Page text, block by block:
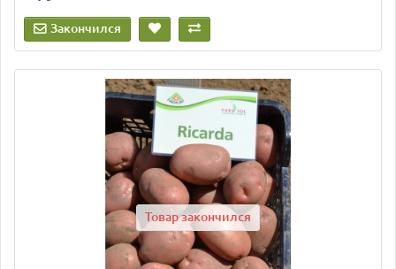
Закончился
Товар закончился